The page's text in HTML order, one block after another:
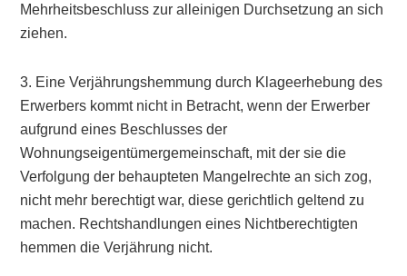
Mehrheitsbeschluss zur alleinigen Durchsetzung an sich
ziehen.
3. Eine Verjährungshemmung durch Klageerhebung des
Erwerbers kommt nicht in Betracht, wenn der Erwerber
aufgrund eines Beschlusses der
Wohnungseigentümergemeinschaft, mit der sie die
Verfolgung der behaupteten Mangelrechte an sich zog,
nicht mehr berechtigt war, diese gerichtlich geltend zu
machen. Rechtshandlungen eines Nichtberechtigten
hemmen die Verjährung nicht.